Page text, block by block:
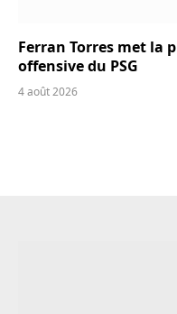
Ferran Torres met la
offensive du PSG
4 août 2026